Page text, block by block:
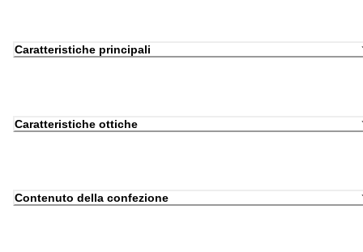
Caratteristiche principali
Caratteristiche ottiche
Contenuto della confezione